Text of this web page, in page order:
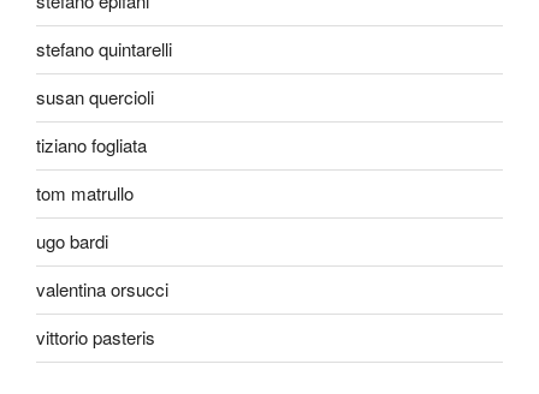
stefano quintarelli
susan quercioli
tiziano fogliata
tom matrullo
ugo bardi
valentina orsucci
vittorio pasteris